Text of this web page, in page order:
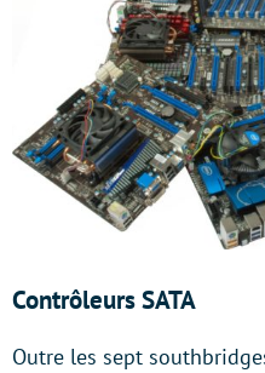
Contrôleurs SATA
Outre les sept